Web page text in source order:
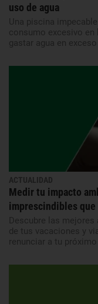
uso de agua
Una piscina
consumo excesivo
gastar agua en
ACTUALIDAD
Medir tu impacto
imprescindibles que
Descubre las
de tus vacaciones y
renunciar a tu próximo